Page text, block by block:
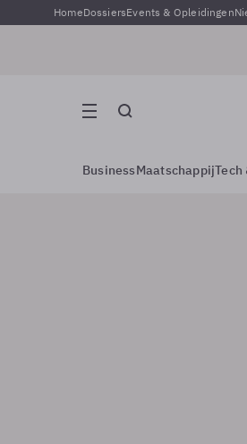
HomeDossiersEvents & Opleidingen
BusinessMaatschappijTech